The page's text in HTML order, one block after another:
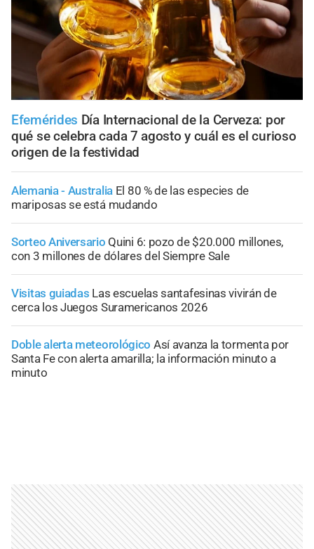
Efemérides Día Internacional de la Cerveza: por
qué se celebra cada 7 agosto y cuál es el curioso
origen de la festividad
Alemania - Australia El 80 % de las especies de
mariposas se está mudando
Sorteo Aniversario Quini 6: pozo de $20.000 millones,
con 3 millones de dólares del Siempre Sale
Visitas guiadas Las escuelas santafesinas vivirán de
cerca los Juegos Suramericanos 2026
Doble alerta meteorológico Así avanza la tormenta por
Santa Fe con alerta amarilla; la información minuto a
minuto